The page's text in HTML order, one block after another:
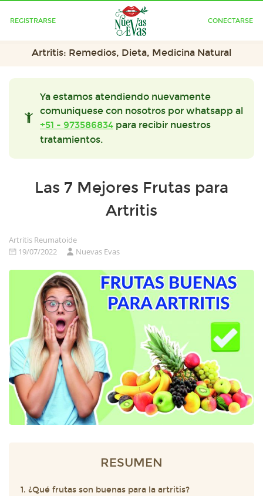
REGISTRARSE CONECTARSE
Artritis: Remedios, Dieta, Medicina Natural
Ya estamos atendiendo nuevamente
comuniquese con nosotros por whatsapp al
+51 - 973586834 para recibir nuestros
tratamientos.
Las 7 Mejores Frutas para
Artritis
Artritis Reumatoide
19/07/2022
Nuevas Evas
RESUMEN
1. ¿Qué frutas son buenas para la artritis?